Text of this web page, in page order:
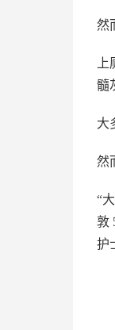
然
髓
大
然
“
敦
护